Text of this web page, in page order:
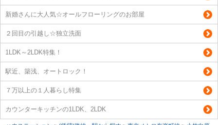
新婚さんに大人気☆オールフローリングのお部屋
２回目の引越し☆独立洗面
1LDK～2LDK特集！
駅近、築浅、オートロック！
７万以上の１人暮らし特集
カウンターキッチンの1LDK、2LDK